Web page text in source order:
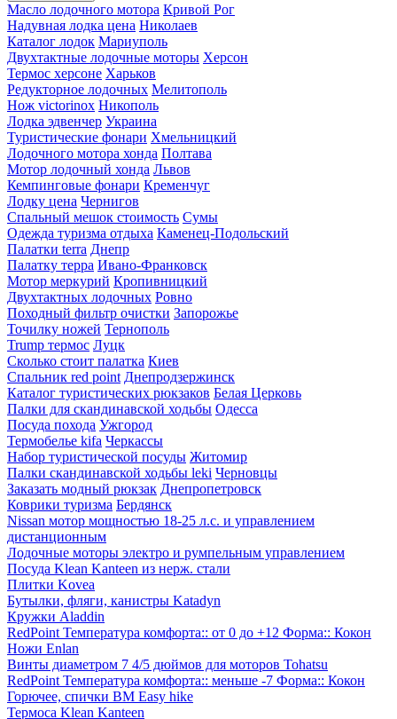
Масло лодочного мотора Кривой Рог
Надувная лодка цена Николаев
Каталог лодок Мариуполь
Двухтактные лодочные моторы Херсон
Термос херсоне Харьков
Редукторное лодочных Мелитополь
Нож victorinox Никополь
Лодка эдвенчер Украина
Туристические фонари Хмельницкий
Лодочного мотора хонда Полтава
Мотор лодочный хонда Львов
Кемпинговые фонари Кременчуг
Лодку цена Чернигов
Спальный мешок стоимость Сумы
Одежда туризма отдыха Каменец-Подольский
Палатки terra Днепр
Палатку терра Ивано-Франковск
Мотор меркурий Кропивницкий
Двухтактных лодочных Ровно
Походный фильтр очистки Запорожье
Точилку ножей Тернополь
Trump термос Луцк
Сколько стоит палатка Киев
Спальник red point Днепродзержинск
Каталог туристических рюкзаков Белая Церковь
Палки для скандинавской ходьбы Одесса
Посуда похода Ужгород
Термобелье kifa Черкассы
Набор туристической посуды Житомир
Палки скандинавской ходьбы leki Черновцы
Заказать модный рюкзак Днепропетровск
Коврики туризма Бердянск
Nissan мотор мощностью 18-25 л.с. и управлением
дистанционным
Лодочные моторы электро и румпельным управлением
Посуда Klean Kanteen из нерж. стали
Плитки Kovea
Бутылки, фляги, канистры Katadyn
Кружки Aladdin
RedPoint Температура комфорта:: от 0 до +12 Форма:: Кокон
Ножи Enlan
Винты диаметром 7 4/5 дюймов для моторов Tohatsu
RedPoint Температура комфорта:: меньше -7 Форма:: Кокон
Горючее, спички BM Easy hike
Термоса Klean Kanteen